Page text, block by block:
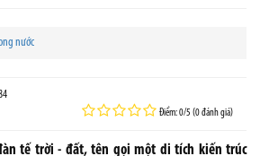
nước
Điểm: 0/5 (0 đánh giá)
tế trời - đất, tên gọi một di tích kiến trúc